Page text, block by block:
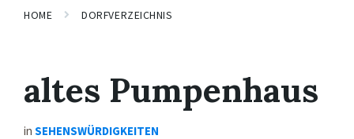
HOME DORFVERZEICHNIS
altes Pumpenhaus
in SEHENSWÜRDIGKEITEN